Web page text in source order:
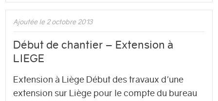
Ajoutée le 2 octobre 2013
Début de chantier – Extension à
LIEGE
Extension à Liège Début des travaux d'une
extension sur Liège pour le compte du bureau